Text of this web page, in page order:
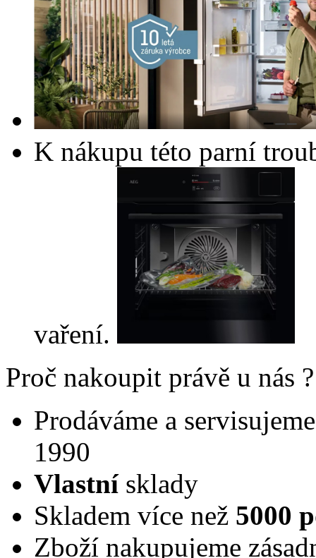
K nákupu této parní
vaření.
Proč nakoupit právě u nás ?
Prodáváme a
1990
Vlastnísklady
Skladem více než 5000
Zboží nakupujeme